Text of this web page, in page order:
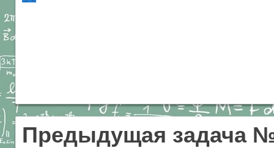
Предыдущая задача